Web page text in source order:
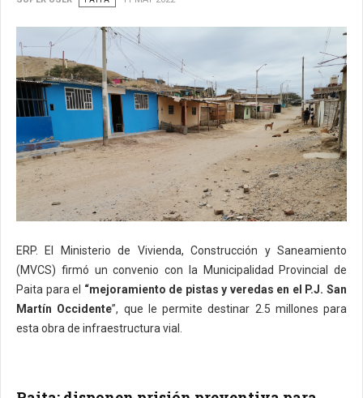
ERP. El Ministerio de Vivienda, Construcción y Saneamiento
(MVCS) firmó un convenio con la Municipalidad Provincial de
Paita para el “mejoramiento de pistas y veredas en el P.J. San
Martín Occidente”, que le permite destinar 2.5 millones para
esta obra de infraestructura vial.